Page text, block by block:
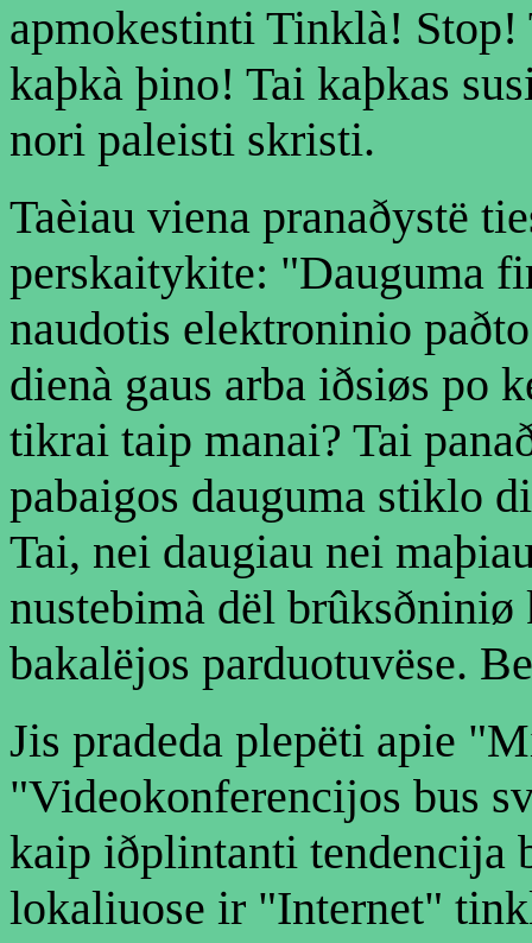
apmokestinti Tinklà! Stop!
kaþkà þino! Tai kaþkas
nori paleisti skristi.
Taèiau viena pranaðystë
perskaitykite: "Dauguma
naudotis elektroninio
dienà gaus arba iðsiøs po
tikrai taip manai? Tai
pabaigos dauguma stiklo
Tai, nei daugiau nei
nustebimà dël
bakalëjos parduotuvëse.
Jis pradeda plepëti apie
"Videokonferencijos bus
kaip iðplintanti tendencija
lokaliuose ir "Internet"